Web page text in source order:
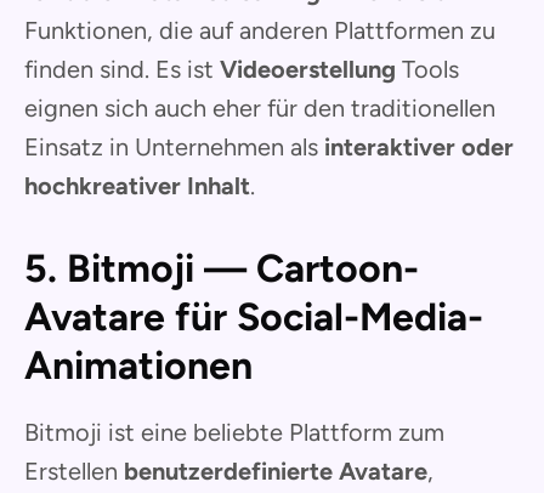
Funktionen, die auf anderen Plattformen zu
finden sind. Es ist Videoerstellung Tools
eignen sich auch eher für den traditionellen
Einsatz in Unternehmen als interaktiver oder
hochkreativer Inhalt.
5. Bitmoji — Cartoon-
Avatare für Social-Media-
Animationen
Bitmoji ist eine beliebte Plattform zum
Erstellen benutzerdefinierte Avatare,